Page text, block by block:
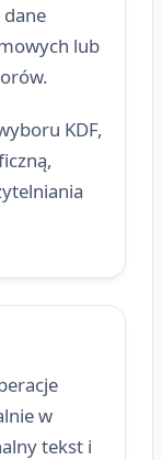
lub
KDF,
w
tekst i